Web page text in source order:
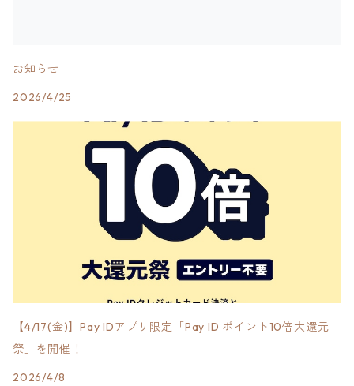
お知らせ
2026/4/25
【4/17(金)】Pay IDアプリ限定「Pay ID ポイント10倍大還元
祭」を開催！
2026/4/8